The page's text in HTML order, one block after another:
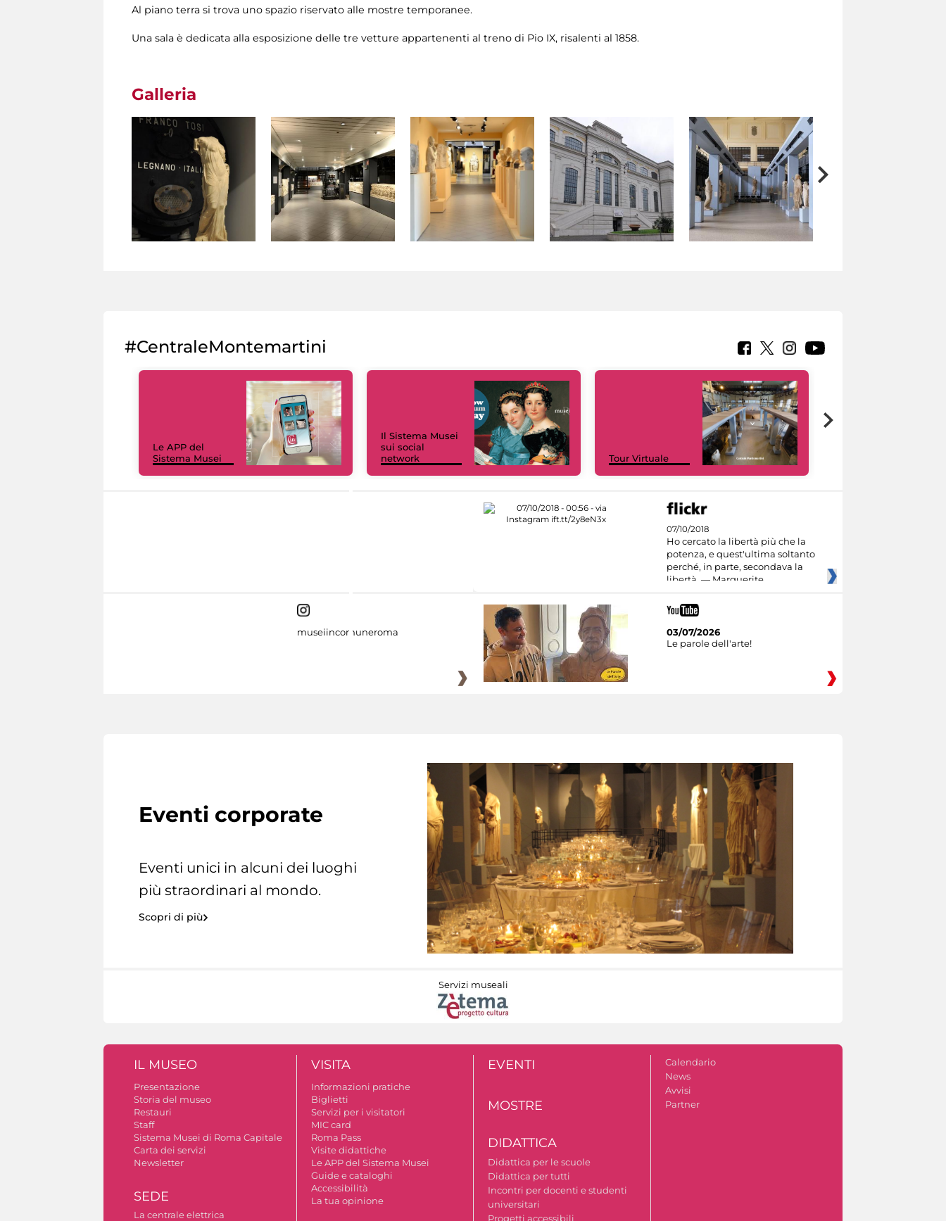
Al piano terra si trova uno spazio riservato alle mostre temporanee.
Una sala è dedicata alla esposizione delle tre vetture appartenenti al treno di Pio IX, risalenti al 1858.
Galleria
#CentraleMontemartini
Le APP del
Sistema Musei
Il Sistema Musei
sui social
network
Tour Virtuale
07/10/2018
Ho cercato la libertà più che la
potenza, e quest'ultima soltanto
perché, in parte, secondava la
libertà. — Marguerite
museiincomuneroma
03/07/2026
Le parole dell'arte!
Eventi corporate
Eventi unici in alcuni dei luoghi
più straordinari al mondo.
Scopri di più
Servizi museali
IL MUSEO
Presentazione
Storia del museo
Restauri
Staff
Sistema Musei di Roma Capitale
Carta dei servizi
Newsletter
SEDE
La centrale elettrica
VISITA
Informazioni pratiche
Biglietti
Servizi per i visitatori
MIC card
Roma Pass
Visite didattiche
Le APP del Sistema Musei
Guide e cataloghi
Accessibilità
La tua opinione
EVENTI
MOSTRE
DIDATTICA
Didattica per le scuole
Didattica per tutti
Incontri per docenti e studenti
universitari
Progetti accessibili
Calendario
News
Avvisi
Partner